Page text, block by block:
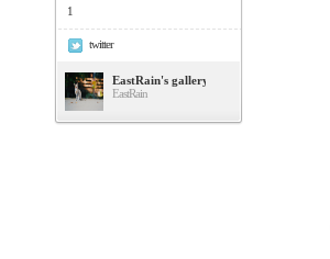
1
twitter
EastRain's gallery
EastRain